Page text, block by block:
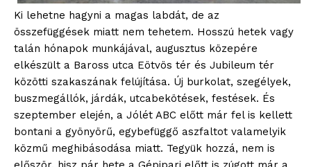
Ki lehetne hagyni a magas labdát, de az
összefüggések miatt nem tehetem. Hosszú hetek vagy
talán hónapok munkájával, augusztus közepére
elkészült a Baross utca Eötvös tér és Jubileum tér
közötti szakaszának felújítása. Új burkolat, szegélyek,
buszmegállók, járdák, utcabekötések, festések. És
szeptember elején, a Jólét ABC előtt már fel is kellett
bontani a gyönyörű, egybefüggő aszfaltot valamelyik
közmű meghibásodása miatt. Tegyük hozzá, nem is